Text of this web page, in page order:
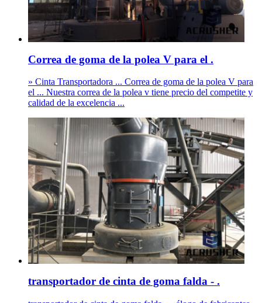
Correa de goma de la polea V para el .
» Cinta Transportadora ... Correa de goma de la polea V para
el ... Nuestra correa de la polea v tiene precio del competite y
calidad de la excelencia ...
transportador de cinta de goma falda - .